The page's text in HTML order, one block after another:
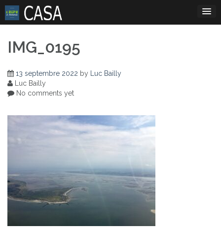
Skip
content
IMG_0195
13 septembre 2022 by Luc Bailly
Luc Bailly
No comments yet